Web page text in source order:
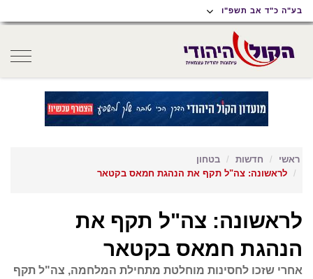
תפריט
נגישות
תפריט
ראשי
תוכן
ראשי
בע"ה כ"ד אב תשפ"ו
ראשי חדשות
בטחון
לראשונה: צה"ל תקף את הנהגת חמאס בקטאר
לראשונה: צה"ל תקף את
הנהגת חמאס בקטאר
אחרי שזכו לחסינות מוחלטת מתחילת המלחמה, צה"ל תקף